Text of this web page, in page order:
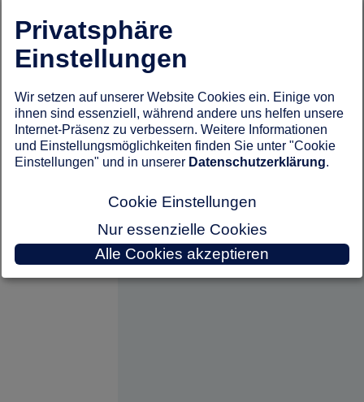
Privatsphäre
Einstellungen
Wir setzen auf unserer Website Cookies ein. Einige von
ihnen sind essenziell, während andere uns helfen unsere
Internet-Präsenz zu verbessern. Weitere Informationen
und Einstellungsmöglichkeiten finden Sie unter "Cookie
Einstellungen" und in unserer Datenschutzerklärung.
Cookie Einstellungen
Nur essenzielle Cookies
Alle Cookies akzeptieren